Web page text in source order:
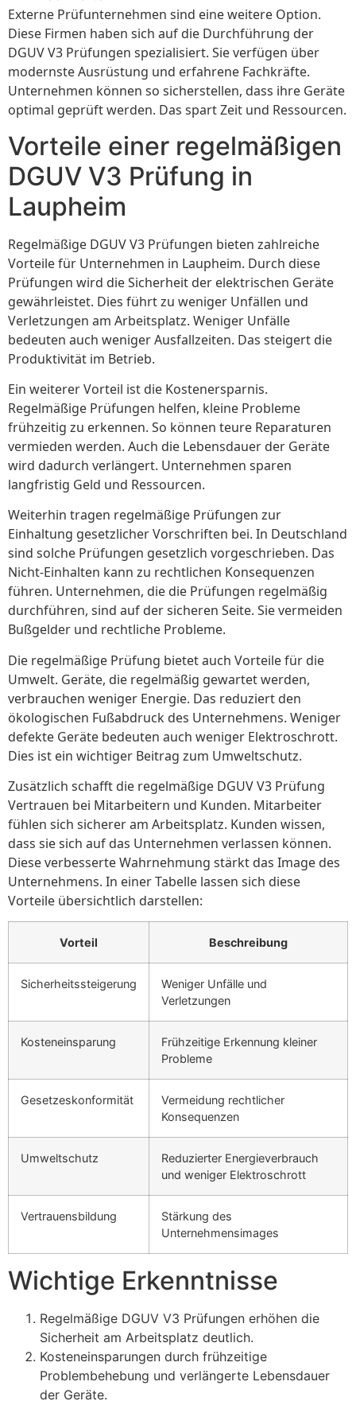
Externe Prüfunternehmen sind eine weitere Option.
Diese Firmen haben sich auf die Durchführung der
DGUV V3 Prüfungen spezialisiert. Sie verfügen über
modernste Ausrüstung und erfahrene Fachkräfte.
Unternehmen können so sicherstellen, dass ihre Geräte
optimal geprüft werden. Das spart Zeit und Ressourcen.
Vorteile einer regelmäßigen
DGUV V3 Prüfung in
Laupheim
Regelmäßige DGUV V3 Prüfungen bieten zahlreiche
Vorteile für Unternehmen in Laupheim. Durch diese
Prüfungen wird die Sicherheit der elektrischen Geräte
gewährleistet. Dies führt zu weniger Unfällen und
Verletzungen am Arbeitsplatz. Weniger Unfälle
bedeuten auch weniger Ausfallzeiten. Das steigert die
Produktivität im Betrieb.
Ein weiterer Vorteil ist die Kostenersparnis.
Regelmäßige Prüfungen helfen, kleine Probleme
frühzeitig zu erkennen. So können teure Reparaturen
vermieden werden. Auch die Lebensdauer der Geräte
wird dadurch verlängert. Unternehmen sparen
langfristig Geld und Ressourcen.
Weiterhin tragen regelmäßige Prüfungen zur
Einhaltung gesetzlicher Vorschriften bei. In Deutschland
sind solche Prüfungen gesetzlich vorgeschrieben. Das
Nicht-Einhalten kann zu rechtlichen Konsequenzen
führen. Unternehmen, die die Prüfungen regelmäßig
durchführen, sind auf der sicheren Seite. Sie vermeiden
Bußgelder und rechtliche Probleme.
Die regelmäßige Prüfung bietet auch Vorteile für die
Umwelt. Geräte, die regelmäßig gewartet werden,
verbrauchen weniger Energie. Das reduziert den
ökologischen Fußabdruck des Unternehmens. Weniger
defekte Geräte bedeuten auch weniger Elektroschrott.
Dies ist ein wichtiger Beitrag zum Umweltschutz.
Zusätzlich schafft die regelmäßige DGUV V3 Prüfung
Vertrauen bei Mitarbeitern und Kunden. Mitarbeiter
fühlen sich sicherer am Arbeitsplatz. Kunden wissen,
dass sie sich auf das Unternehmen verlassen können.
Diese verbesserte Wahrnehmung stärkt das Image des
Unternehmens. In einer Tabelle lassen sich diese
Vorteile übersichtlich darstellen:
Vorteil Beschreibung
Sicherheitssteigerung
Weniger Unfälle und
Verletzungen
Kosteneinsparung
Frühzeitige Erkennung kleiner
Probleme
Gesetzeskonformität
Vermeidung rechtlicher
Konsequenzen
Umweltschutz
Reduzierter Energieverbrauch
und weniger Elektroschrott
Vertrauensbildung
Stärkung des
Unternehmensimages
Wichtige Erkenntnisse
Regelmäßige DGUV V3 Prüfungen erhöhen die
Sicherheit am Arbeitsplatz deutlich.
Kosteneinsparungen durch frühzeitige
Problembehebung und verlängerte Lebensdauer
der Geräte.